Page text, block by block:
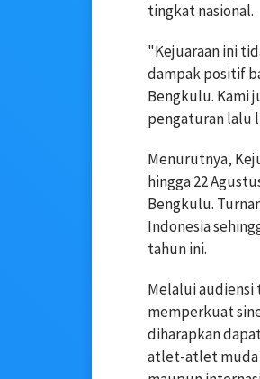
tingkat nasional.
"Kejuaraan ini
dampak positif
Bengkulu. Kami
pengaturan lalu
Menurutnya,
hingga 22
Bengkulu.
Indonesia
tahun ini.
Melalui
memperkuat
diharapkan
atlet-atlet muda